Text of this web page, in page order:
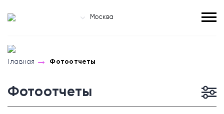
Москва
Главная Фотоотчеты
Фотоотчеты